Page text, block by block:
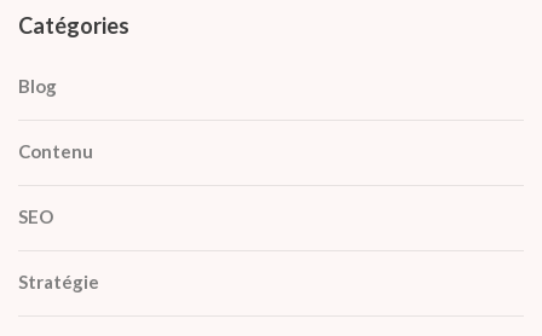
Catégories
Blog
Contenu
SEO
Stratégie